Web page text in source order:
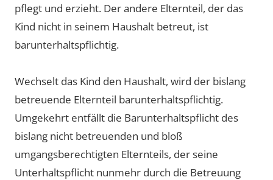
pflegt und erzieht. Der andere Elternteil, der das
Kind nicht in seinem Haushalt betreut, ist
barunterhaltspflichtig.
Wechselt das Kind den Haushalt, wird der bislang
betreuende Elternteil barunterhaltspflichtig.
Umgekehrt entfällt die Barunterhaltspflicht des
bislang nicht betreuenden und bloß
umgangsberechtigten Elternteils, der seine
Unterhaltspflicht nunmehr durch die Betreuung